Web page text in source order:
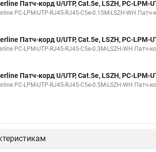
Патч-корд U/UTP, Cat.5е, LSZH, PC-LPM-
PC-LPM-UTP-RJ45-RJ45-C5e-0.15M-LSZH-WH
Патч-корд U/UTP, Cat.5е, LSZH, PC-LPM-
PC-LPM-UTP-RJ45-RJ45-C5e-0.3M-LSZH-WH Патч-
Патч-корд U/UTP, Cat.5e, LSZH, PC-LPM-
PC-LPM-UTP-RJ45-RJ45-C5e-0.5M-LSZH-WH Патч-